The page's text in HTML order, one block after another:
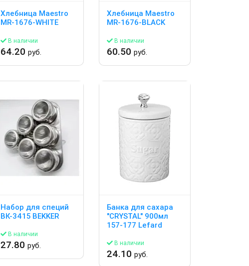
Хлебница Maestro
MR-1676-WHITE
В наличии
64.20 руб.
Хлебница Maestro
MR-1676-BLACK
В наличии
60.50руб.
Набор для специй
ВК-3415 BEKKER
В наличии
27.80 руб.
Банка для сахара
"CRYSTAL" 900мл
157-177 Lefard
В наличии
24.10руб.